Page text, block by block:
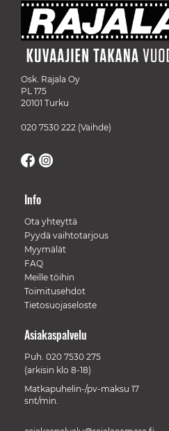
Osk. Rajala Oy
PL 175
20101 Turku
020 7530 222 (Vaihde)
Info
Ota yhteyttä
Pyydä vaihtotarjous
Myymälät
FAQ
Meille töihin
Toimitusehdot
Tietosuojaseloste
Asiakaspalvelu
Puh. 020 7530 275
(arkisin klo 8-18)
Matkapuhelin-/pv-maksu 17
snt/min.